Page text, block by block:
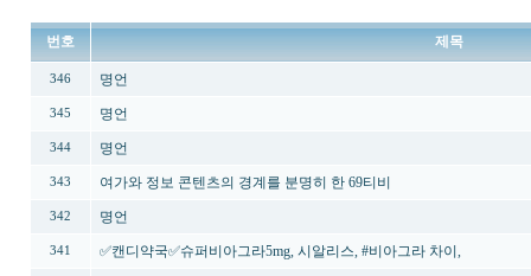
번호 제목
346 명언
345 명언
344 명언
343 여가와 정보 콘텐츠의 경계를 분명히 한 69티비
342 명언
341 ✅캔디약국✅슈퍼비아그라5mg, 시알리스, #비아그라 차이,